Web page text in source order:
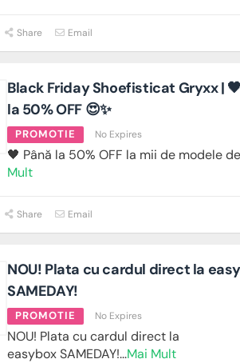
Share Email
Black Friday Shoefisticat Gryxx |
la 50% OFF 😍✨
PROMOTIE No Expires
🖤 Până la 50% OFF la mii de modele de
Mult
Share Email
NOU! Plata cu cardul direct la
SAMEDAY!
PROMOTIE No Expires
NOU! Plata cu cardul direct la
easybox SAMEDAY!...Mai Mult